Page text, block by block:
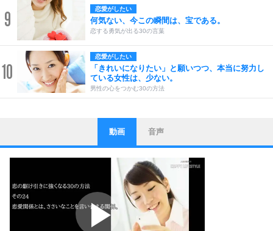
9 恋愛がしたい
何気ない、今この瞬間は、宝である。
恋する勇気が出る30の言葉
10
恋愛がしたい
「きれいになりたい」と願いつつ、本当に努力し
ている女性は、少ない。
男性の心をつかむ30の方法
1
ストレス対策
他人と比べない。
いっそのこと、他人を見ない。
いらいらしない人になる30の方法
プラス思考
ポジティブになれない原因は、行動しないから。
ポジティブ思考になる30の方法
動画 音声